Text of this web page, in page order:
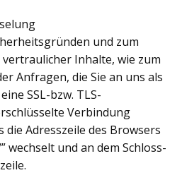
und zum
Inhalte, wie zum
Anfragen, die Sie an uns als
SSL-bzw. TLS-
Verbindung
die Adresszeile des Browsers
wechselt und an dem Schloss-